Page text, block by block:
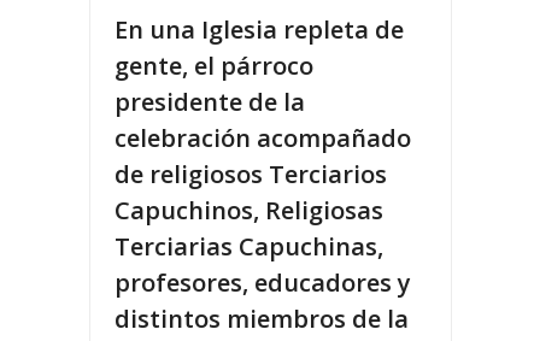
En una Iglesia repleta de
gente, el párroco
presidente de la
celebración acompañado
de religiosos Terciarios
Capuchinos, Religiosas
Terciarias Capuchinas,
profesores, educadores y
distintos miembros de la